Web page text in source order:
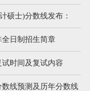
硕士)分数线发布：
全日制招生简章
时间及复试内容
线预测及历年分数线